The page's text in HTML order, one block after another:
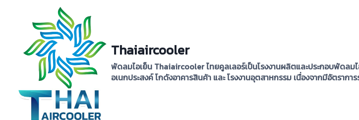
content
Thaiaircooler
พัดลมไอเย็น Thaiaircooler ไทยคูลเลอร์เป็นโรงงานผลิตและประกอบพัดลม
อเนกประสงค์ โกดังอาคารสินค้า และ โรงงานอุตสาหกรรม เนื่องจากมีอัตรากา